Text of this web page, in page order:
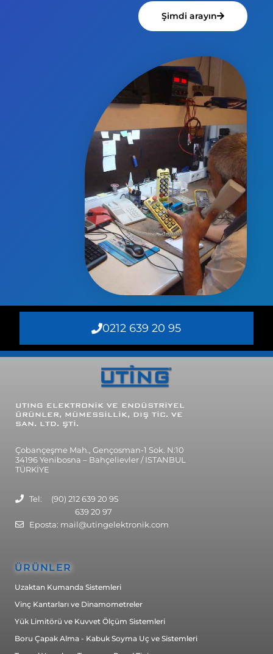
Şimdi arayın
0212 639 20 95
UTING ELEKTRONİK VE ENDÜSTRİYEL
ÜRÜNLER, MÜMESSİLLİK, DIŞ TİC. VE
SAN. LTD. ŞTİ.
Çobançeşme Mah., Gençosman-1 Sok. N:10
34196 Yenibosna – Bahçelievler / ISTANBUL
TÜRKİYE
Tel: (90) 212 639 20 95
639 20 97
Eposta: mail@utingelektronik.com
ÜRÜNLER
Uzaktan Kumanda Sistemleri
Vinç Kantarları ve Dinamometreler
Yük Limitörü ve Kuvvet Ölçüm Sistemleri
Boru Çapak Alma - Kabuk Soyma Uç ve Sistemleri